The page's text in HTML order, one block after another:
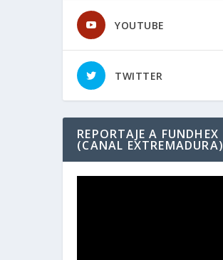
YOUTUBE
TWITTER
REPORTAJE A FUNDHEX
(CANAL EXTREMADURA)